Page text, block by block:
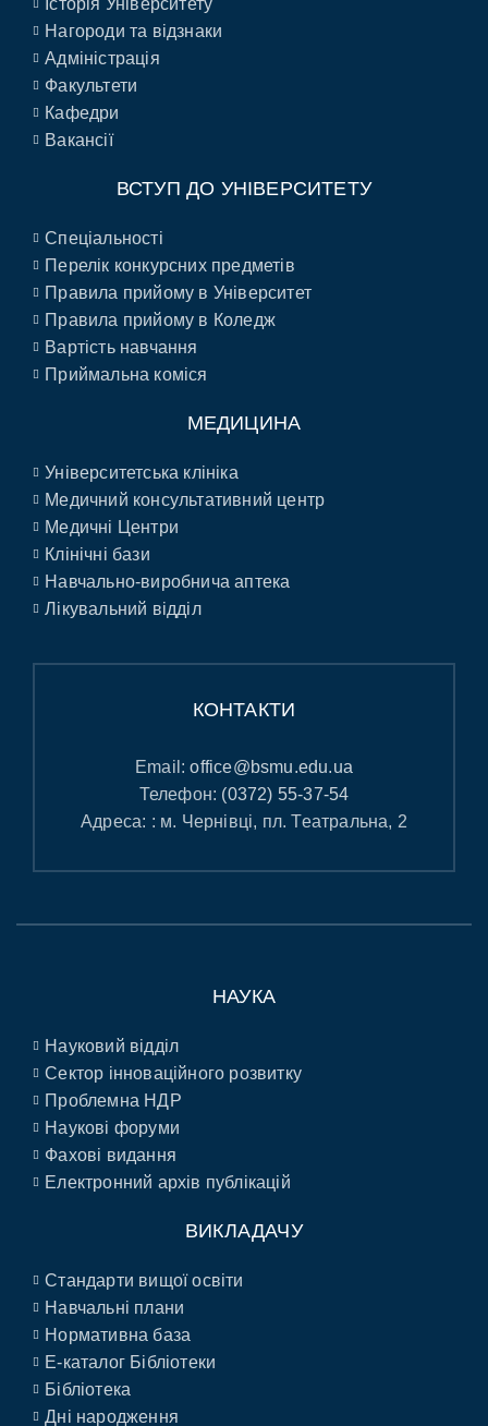
Історія Університету
Нагороди та відзнаки
Адміністрація
Факультети
Кафедри
Вакансії
ВСТУП ДО УНІВЕРСИТЕТУ
Спеціальності
Перелік конкурсних предметів
Правила прийому в Університет
Правила прийому в Коледж
Вартість навчання
Приймальна коміся
МЕДИЦИНА
Університетська клініка
Медичний консультативний центр
Медичні Центри
Клінічні бази
Навчально-виробнича аптека
Лікувальний відділ
КОНТАКТИ
Email:office@bsmu.edu.ua
Телефон: (0372) 55-37-54
Адреса: : м. Чернівці, пл. Театральна, 2
НАУКА
Науковий відділ
Сектор інноваційного розвитку
Проблемна НДР
Наукові форуми
Фахові видання
Електронний архів публікацій
ВИКЛАДАЧУ
Стандарти вищої освіти
Навчальні плани
Нормативна база
E-каталог Бібліотеки
Бібліотека
Дні народження